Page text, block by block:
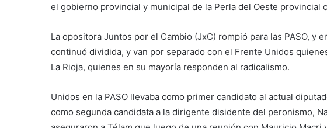
el gobierno provincial y municipal de la Perla del Oeste provincial
La opositora Juntos por el Cambio (JxC) rompió para las PASO, y
continuó dividida, y van por separado con el Frente Unidos
La Rioja, quienes en su mayoría responden al radicalismo.
Unidos en la PASO llevaba como primer candidato al actual
como segunda candidata a la dirigente disidente del peronismo,